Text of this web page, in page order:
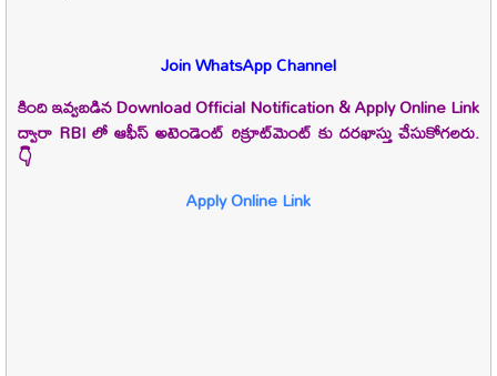
Join WhatsApp Channel
కింది ఇవ్వబడిన Download Official Notification & Apply Online Link
ద్వారా RBI లో ఆఫీస్ అటెండెంట్రిక్రూట్‌మెంట్ కు దరఖాస్తు చేసుకోగలరు.
👇
Apply Online Link